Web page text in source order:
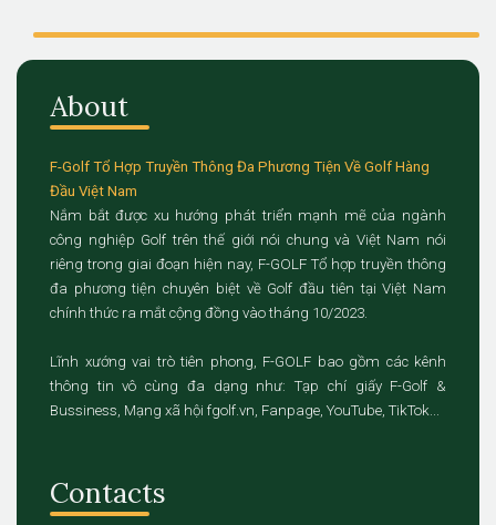
About
F-Golf Tổ Hợp Truyền Thông Đa Phương Tiện Về Golf Hàng
Đầu Việt Nam
Nắm bắt được xu hướng phát triển mạnh mẽ của ngành
công nghiệp Golf trên thế giới nói chung và Việt Nam nói
riêng trong giai đoạn hiện nay, F-GOLF Tổ hợp truyền thông
đa phương tiện chuyên biệt về Golf đầu tiên tại Việt Nam
chính thức ra mắt cộng đồng vào tháng 10/2023.
Lĩnh xướng vai trò tiên phong, F-GOLF bao gồm các kênh
thông tin vô cùng đa dạng như: Tạp chí giấy F-Golf &
Bussiness, Mạng xã hội fgolf.vn, Fanpage, YouTube, TikTok...
Contacts